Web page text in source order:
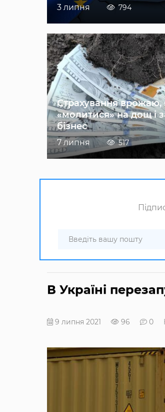
3 липня 794
Страхування врожаю,
«молитися» на дощ і
бізнес
7 липня 517
В Україні
9 липня 2021 96 0